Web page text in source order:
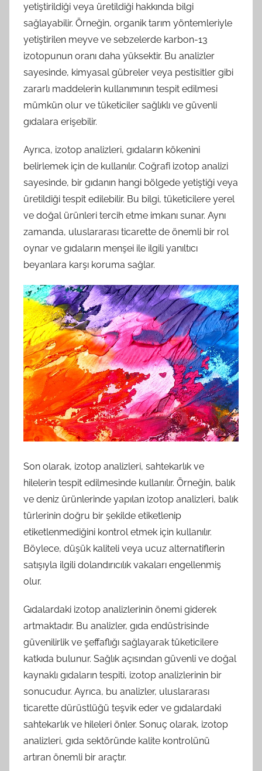
yetiştirildiği veya üretildiği hakkında bilgi
sağlayabilir. Örneğin, organik tarım yöntemleriyle
yetiştirilen meyve ve sebzelerde karbon-13
izotopunun oranı daha yüksektir. Bu analizler
sayesinde, kimyasal gübreler veya pestisitler gibi
zararlı maddelerin kullanımının tespit edilmesi
mümkün olur ve tüketiciler sağlıklı ve güvenli
gıdalara erişebilir.
Ayrıca, izotop analizleri, gıdaların kökenini
belirlemek için de kullanılır. Coğrafi izotop analizi
sayesinde, bir gıdanın hangi bölgede yetiştiği veya
üretildiği tespit edilebilir. Bu bilgi, tüketicilere yerel
ve doğal ürünleri tercih etme imkanı sunar. Aynı
zamanda, uluslararası ticarette de önemli bir rol
oynar ve gıdaların menşei ile ilgili yanıltıcı
beyanlara karşı koruma sağlar.
Son olarak, izotop analizleri, sahtekarlık ve
hilelerin tespit edilmesinde kullanılır. Örneğin, balık
ve deniz ürünlerinde yapılan izotop analizleri, balık
türlerinin doğru bir şekilde etiketlenip
etiketlenmediğini kontrol etmek için kullanılır.
Böylece, düşük kaliteli veya ucuz alternatiflerin
satışıyla ilgili dolandırıcılık vakaları engellenmiş
olur.
Gıdalardaki izotop analizlerinin önemi giderek
artmaktadır. Bu analizler, gıda endüstrisinde
güvenilirlik ve şeffaflığı sağlayarak tüketicilere
katkıda bulunur. Sağlık açısından güvenli ve doğal
kaynaklı gıdaların tespiti, izotop analizlerinin bir
sonucudur. Ayrıca, bu analizler, uluslararası
ticarette dürüstlüğü teşvik eder ve gıdalardaki
sahtekarlık ve hileleri önler. Sonuç olarak, izotop
analizleri, gıda sektöründe kalite kontrolünü
artıran önemli bir araçtır.